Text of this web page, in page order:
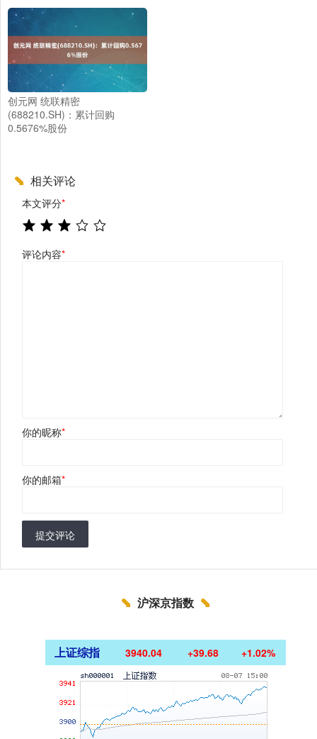
创元网 统联精密
(688210.SH)：累计回购
0.5676%股份
相关评论
本文评分*
评论内容*
你的昵称*
你的邮箱*
提交评论
沪深京指数
上证综指 3940.04 +39.68 +1.02%